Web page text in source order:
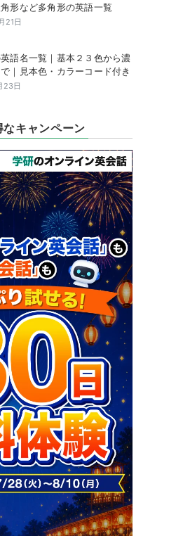
形など多角形の英語一覧
21日
英語名一覧｜基本２３色から濃
｜見本色・カラーコード付き
23日
キャンペーン